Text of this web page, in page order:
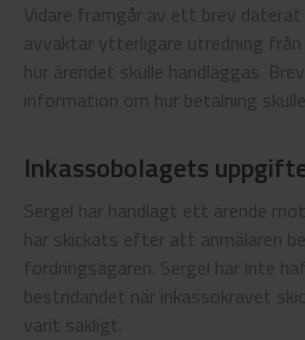
Vidare framgår av ett brev
avvaktar ytterligare utredning
hur ärendet skulle handläggas.
information om hur betalning
Inkassobolagets
Sergel har handlagt ett ärende
har skickats efter att anmälaren
fordringsägaren. Sergel har inte
bestridandet när inkassokravet
varit sakligt.